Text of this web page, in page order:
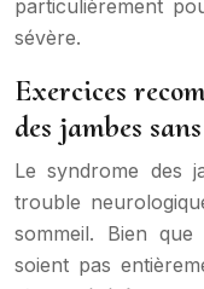
particulièrement
sévère.
Exercices
des jambes
Le syndrome des
trouble
sommeil. Bien
soient pas